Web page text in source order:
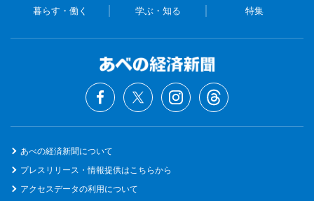
暮らす・働く 学ぶ・知る 特集
あべの経済新聞について
プレスリリース・情報提供はこちらから
アクセスデータの利用について